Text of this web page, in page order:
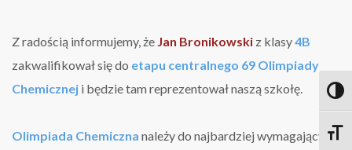
69
Chemicznej
Z radością informujemy, że Jan Bronikowski z klasy4B
zakwalifikował się do etapu centralnego 69 Olimpiady
Chemicznej i będzie tam reprezentował naszą szkołę.
Olimpiada Chemiczna należy do najbardziej wymagających